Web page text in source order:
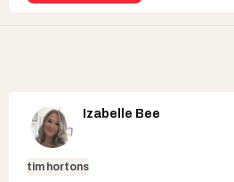
Izabelle Bee
tim hortons